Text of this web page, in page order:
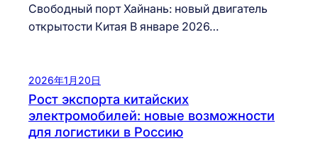
Свободный порт Хайнань: новый двигатель
открытости Китая В январе 2026…
2026年1月20日
Рост экспорта китайских
электромобилей: новые возможности
для логистики в Россию